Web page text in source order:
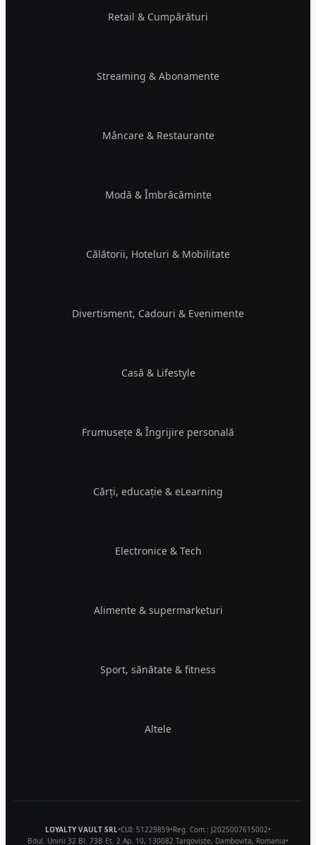
Retail & Cumpărături
Streaming & Abonamente
Mâncare & Restaurante
Modă & Îmbrăcăminte
Călătorii, Hoteluri & Mobilitate
Divertisment, Cadouri & Evenimente
Casă & Lifestyle
Frumusețe & Îngrijire personală
Cărți, educație & eLearning
Electronice & Tech
Alimente & supermarketuri
Sport, sănătate & fitness
Altele
LOYALTY VAULT SRL•CUI: 51229859•Reg. Com.: J2025007615002•
Bdul. Unirii 32 Bl. 73B Et. 2 Ap. 10, 130082 Targoviste, Dambovita, Romania•